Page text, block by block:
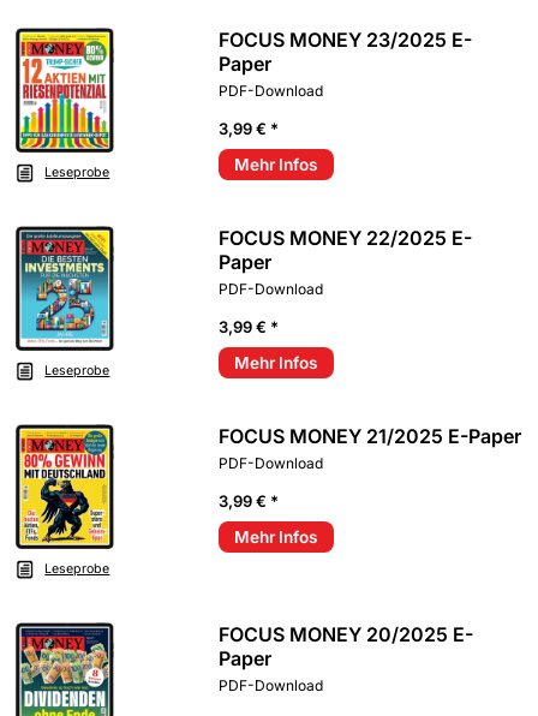
Leseprobe
FOCUS MONEY 23/2025 E-
Paper
PDF-Download
3,99 € *
Mehr Infos
Leseprobe
FOCUS MONEY 22/2025 E-
Paper
PDF-Download
3,99 € *
Mehr Infos
Leseprobe
FOCUS MONEY 21/2025 E-Paper
PDF-Download
3,99 € *
Mehr Infos
FOCUS MONEY 20/2025 E-
Paper
PDF-Download